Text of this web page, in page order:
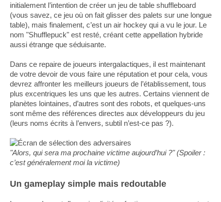
initialement l’intention de créer un jeu de table shuffleboard
(vous savez, ce jeu où on fait glisser des palets sur une longue
table), mais finalement, c’est un air hockey qui a vu le jour. Le
nom "Shufflepuck" est resté, créant cette appellation hybride
aussi étrange que séduisante.
Dans ce repaire de joueurs intergalactiques, il est maintenant
de votre devoir de vous faire une réputation et pour cela, vous
devrez affronter les meilleurs joueurs de l’établissement, tous
plus excentriques les uns que les autres. Certains viennent de
planètes lointaines, d’autres sont des robots, et quelques-uns
sont même des références directes aux développeurs du jeu
(leurs noms écrits à l’envers, subtil n’est-ce pas ?).
"Alors, qui sera ma prochaine victime aujourd’hui ?" (Spoiler :
c’est généralement moi la victime)
Un gameplay simple mais redoutable